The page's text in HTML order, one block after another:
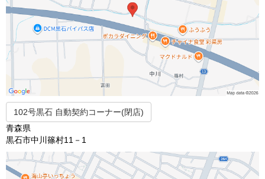
102号黒石 自動契約コーナー(閉店)
青森県
黒石市中川篠村11－1